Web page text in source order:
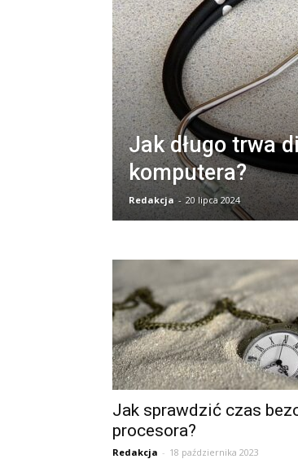
Jak długo trwa
komputera?
Redakcja - 20 lipca 2024
Jak sprawdzić czas
procesora?
Redakcja - 18 października 2023